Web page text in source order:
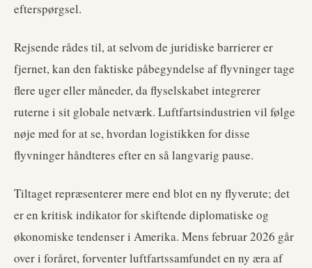
efterspørgsel.
Rejsende rådes til, at selvom de juridiske barrierer er
fjernet, kan den faktiske påbegyndelse af flyvninger tage
flere uger eller måneder, da flyselskabet integrerer
ruterne i sit globale netværk. Luftfartsindustrien vil følge
nøje med for at se, hvordan logistikken for disse
flyvninger håndteres efter en så langvarig pause.
Tiltaget repræsenterer mere end blot en ny flyverute; det
er en kritisk indikator for skiftende diplomatiske og
økonomiske tendenser i Amerika. Mens februar 2026 går
over i foråret, forventer luftfartssamfundet en ny æra af